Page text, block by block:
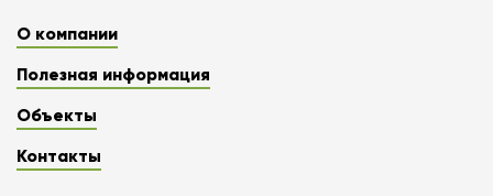
О компании
Полезная информация
Объекты
Контакты